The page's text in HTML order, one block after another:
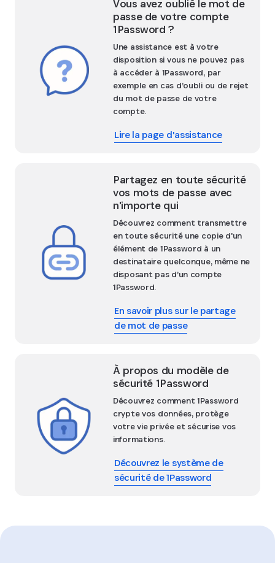
Vous avez oublié le mot de
passe de votre compte
1Password ?
Une assistance est à votre
disposition si vous ne pouvez pas
à accéder à 1Password, par
exemple en cas d’oubli ou de rejet
du mot de passe de votre
compte.
Lire la page d'assistance
Partagez en toute sécurité
vos mots de passe avec
n'importe qui
Découvrez comment transmettre
en toute sécurité une copie d'un
élément de 1Password à un
destinataire quelconque, même ne
disposant pas d’un compte
1Password.
En savoir plus sur le partage
de mot de passe
À propos du modèle de
sécurité 1Password
Découvrez comment 1Password
crypte vos données, protège
votre vie privée et sécurise vos
informations.
Découvrez le système de
sécurité de 1Password